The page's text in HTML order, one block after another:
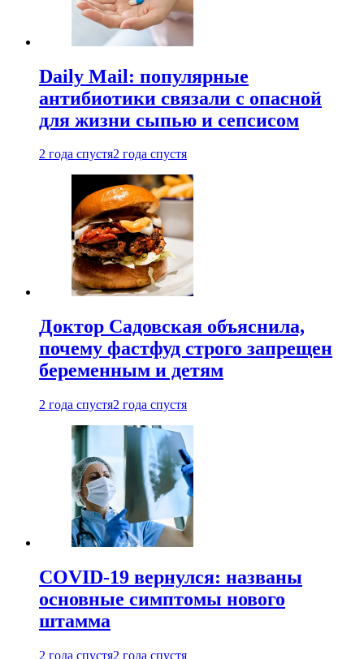
Daily Mail: популярные
антибиотики связали с опасной
для жизни сыпью и сепсисом
2 года спустя2 года спустя
Доктор Садовская объяснила,
почему фастфуд строго запрещен
беременным и детям
2 года спустя2 года спустя
COVID-19 вернулся: названы
основные симптомы нового
штамма
2 года спустя2 года спустя